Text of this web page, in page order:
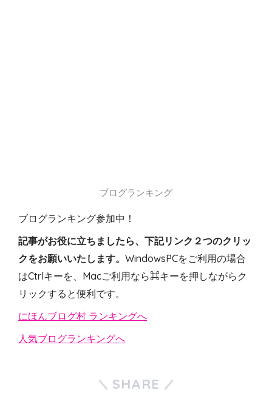
ブログランキング
ブログランキング参加中！
記事がお役に立ちましたら、下記リンク２つのクリッ
クをお願いいたします。 WindowsPCをご利用の場合
はCtrlキーを、Macご利用なら⌘キーを押しながらク
リックすると便利です。
にほんブログ村 ランキングへ
人気ブログランキングへ
SHARE